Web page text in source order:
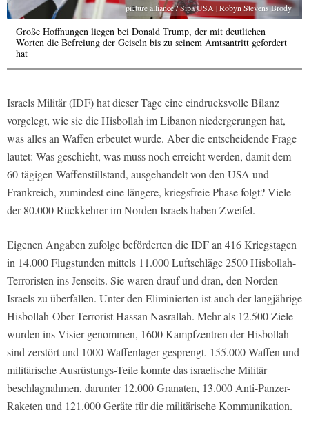
picture alliance / Sipa USA | Robyn Stevens Brody
Große Hoffnungen liegen bei Donald Trump, der mit deutlichen
Worten die Befreiung der Geiseln bis zu seinem Amtsantritt gefordert
hat
Israels Militär (IDF) hat dieser Tage eine eindrucksvolle Bilanz
vorgelegt, wie sie die Hisbollah im Libanon niedergerungen hat,
was alles an Waffen erbeutet wurde. Aber die entscheidende Frage
lautet: Was geschieht, was muss noch erreicht werden, damit dem
60-tägigen Waffenstillstand, ausgehandelt von den USA und
Frankreich, zumindest eine längere, kriegsfreie Phase folgt? Viele
der 80.000 Rückkehrer im Norden Israels haben Zweifel.
Eigenen Angaben zufolge beförderten die IDF an 416 Kriegstagen
in 14.000 Flugstunden mittels 11.000 Luftschläge 2500 Hisbollah-
Terroristen ins Jenseits. Sie waren drauf und dran, den Norden
Israels zu überfallen. Unter den Eliminierten ist auch der langjährige
Hisbollah-Ober-Terrorist Hassan Nasrallah. Mehr als 12.500 Ziele
wurden ins Visier genommen, 1600 Kampfzentren der Hisbollah
sind zerstört und 1000 Waffenlager gesprengt. 155.000 Waffen und
militärische Ausrüstungs-Teile konnte das israelische Militär
beschlagnahmen, darunter 12.000 Granaten, 13.000 Anti-Panzer-
Raketen und 121.000 Geräte für die militärische Kommunikation.